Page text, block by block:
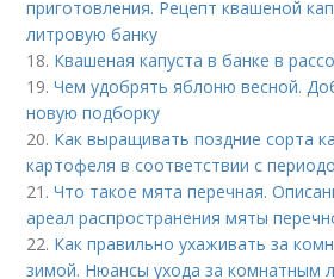
приготовления. Рецепт квашеной
литровую банку
18. Квашеная капуста в банке в
19.Чем удобрять яблоню весной.
новую подборку
20. Как выращивать поздние сорта
картофеля в соответствии с
21.Что такое мята перечная.
ареал распространения мяты
22. Как правильно ухаживать за
зимой. Нюансы ухода за комнатным